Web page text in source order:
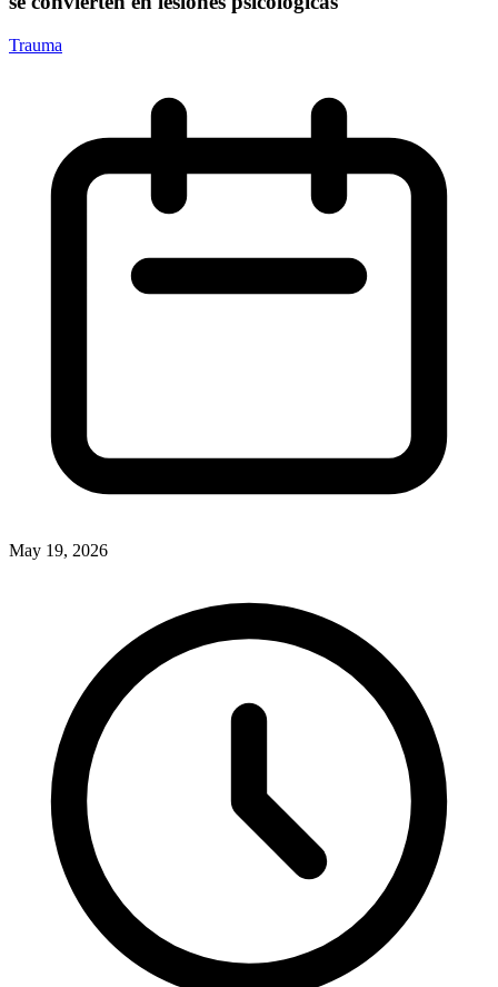
Trauma
May 19, 2026